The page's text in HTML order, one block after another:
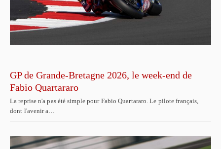
GP de Grande-Bretagne 2026, le week-end de
Fabio Quartararo
La reprise n'a pas été simple pour Fabio Quartararo. Le pilote français,
dont l'avenir a…